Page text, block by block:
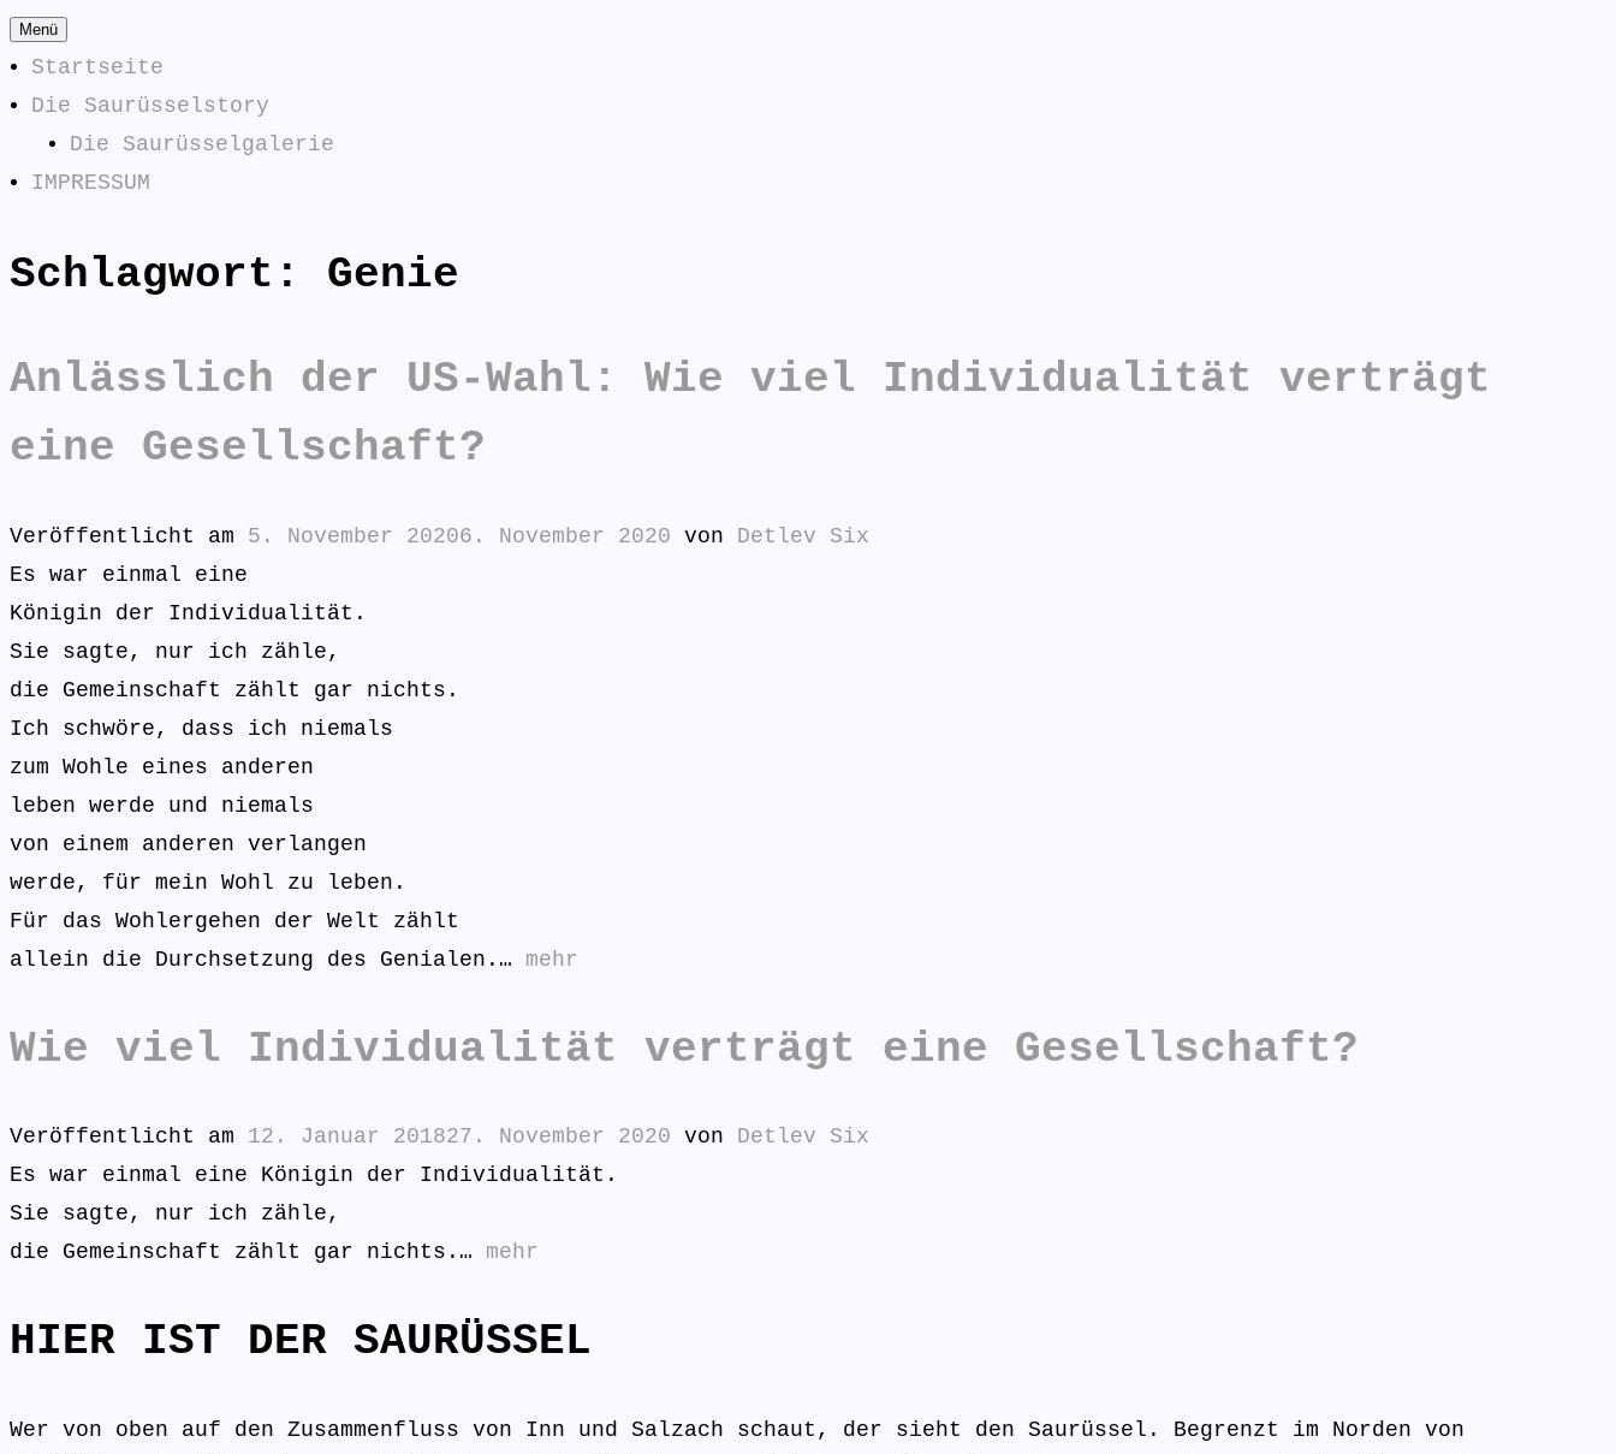
Zum
Inhalt
springen
Menü
Startseite
Die Saurüsselstory
Die Saurüsselgalerie
IMPRESSUM
SAURÜSSELPHILOSOPHEN
Die Saurüsselphilosophen antworten:
Schlagwort: Genie
Anlässlich der US-Wahl: Wie viel Individualität verträgt
eine Gesellschaft?
Veröffentlicht am 5. November 20206. November 2020 von Detlev Six
Es war einmal eine
Königin der Individualität.
Sie sagte, nur ich zähle,
die Gemeinschaft zählt gar nichts.
Ich schwöre, dass ich niemals
zum Wohle eines anderen
leben werde und niemals
von einem anderen verlangen
werde, für mein Wohl zu leben.
Für das Wohlergehen der Welt zählt
allein die Durchsetzung des Genialen.… mehr
Wie viel Individualität verträgt eine Gesellschaft?
Veröffentlicht am 12. Januar 201827. November 2020 von Detlev Six
Es war einmal eine Königin der Individualität.
Sie sagte, nur ich zähle,
die Gemeinschaft zählt gar nichts.… mehr
HIER IST DER SAURÜSSEL
Wer von oben auf den Zusammenfluss von Inn und Salzach schaut, der sieht den Saurüssel. Begrenzt im Norden von